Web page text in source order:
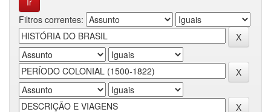
Filtros correntes: